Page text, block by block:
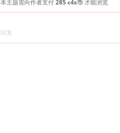
本主题需向作者支付285 c4s币才能浏览
回复